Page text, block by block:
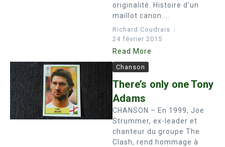
originalité. Histoire d’un
maillot canon....
Richard Coudrais
24 février 2015
Read More
Chanson
There’s only one Tony
Adams
CHANSON – En 1999, Joe
Strummer, ex-leader et
chanteur du groupe The
Clash, rend hommage à